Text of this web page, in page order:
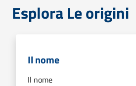
Esplora Le origini
Il nome
Il nome